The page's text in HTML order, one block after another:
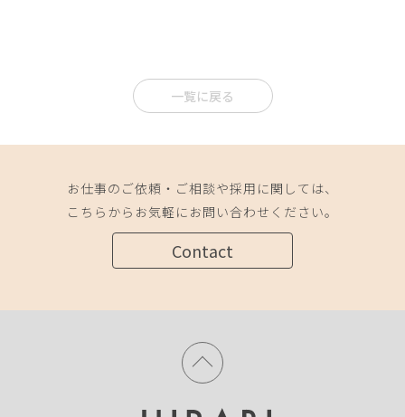
一覧に戻る
お仕事のご依頼・ご相談や採用に関しては、
こちらからお気軽にお問い合わせください。
Contact